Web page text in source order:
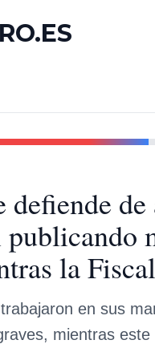
de
la
en sus
mientras